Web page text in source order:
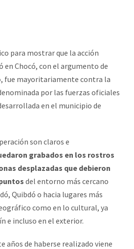
para mostrar que la acción
en Chocó, con el argumento de
fue mayoritariamente contra la
por las fuerzas oficiales
en el municipio de
son claros e
grabados en los rostros
desplazadas que debieron
del entorno más cercano
Quibdó o hacia lugares más
como en lo cultural, ya
e incluso en el exterior.
años de haberse realizado viene